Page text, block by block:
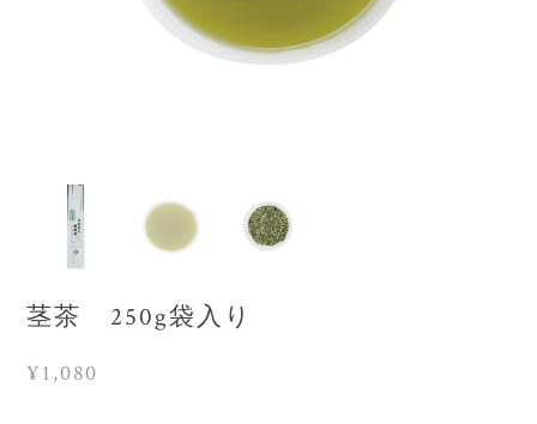
茎茶 250g袋入り
¥1,080